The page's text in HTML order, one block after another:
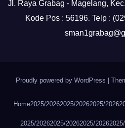
Jl. Raya Grabag - Magelang,
Kode Pos : 56196. Telp :
Proudly powered by WordPress
Home2025/20262025/20262025/2026
2025/20262025/20262025/2026